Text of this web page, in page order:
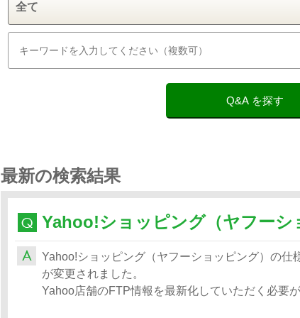
Q&A を探す
最新の検索結果
Yahoo!ショッピング（ヤフーショッピング）の仕
が変更されました。
Yahoo店舗のFTP情報を最新化していただく必要が